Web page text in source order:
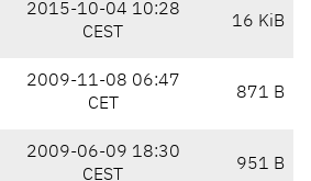
2015-10-04 10:28
CEST
16 KiB
2009-11-08 06:47
CET
871 B
2009-06-09 18:30
CEST
951 B